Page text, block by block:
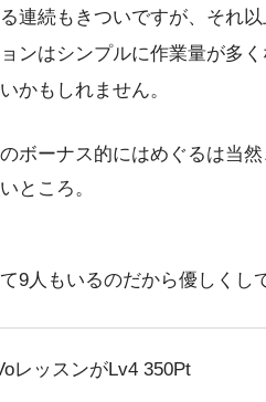
連続もきついですが、それ
ンはシンプルに作業量が多
かもしれません。
ボーナス的にはめぐるは当
ところ。
9人もいるのだから優しくし
レッスンがLv4 350Pt